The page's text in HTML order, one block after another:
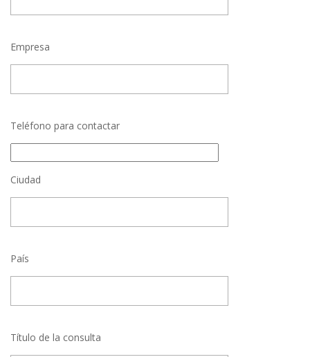
Empresa
Teléfono para contactar
Ciudad
País
Título de la consulta